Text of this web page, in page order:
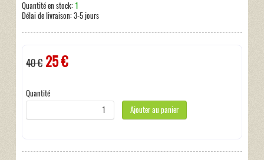
Quantité en stock: 1
Délai de livraison:3-5 jours
40 € 25 €
Quantité
Ajouter au panier